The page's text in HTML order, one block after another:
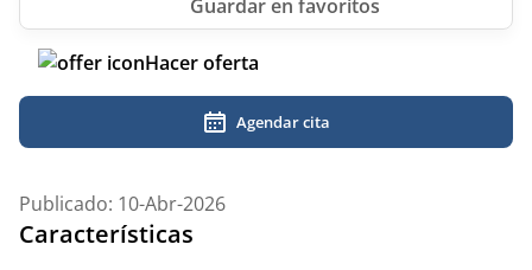
Hacer oferta
Agendar cita
Publicado: 10-Abr-2026
Características